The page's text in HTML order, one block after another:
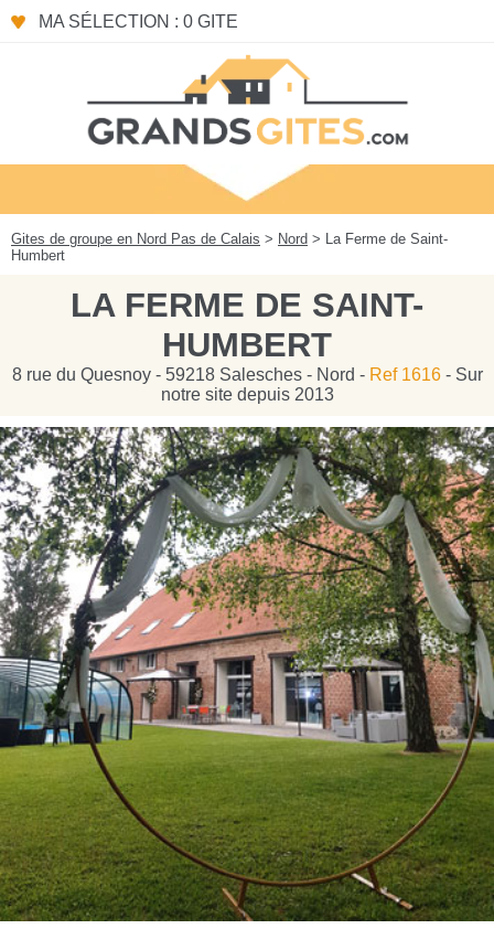
MA SÉLECTION : 0 GITE
Gites de groupe en Nord Pas de Calais > Nord > La Ferme de Saint-
Humbert
LA FERME DE SAINT-
HUMBERT
8 rue du Quesnoy - 59218 Salesches - Nord - Ref 1616- Sur
notre site depuis 2013
Panneau de gestion des cookies